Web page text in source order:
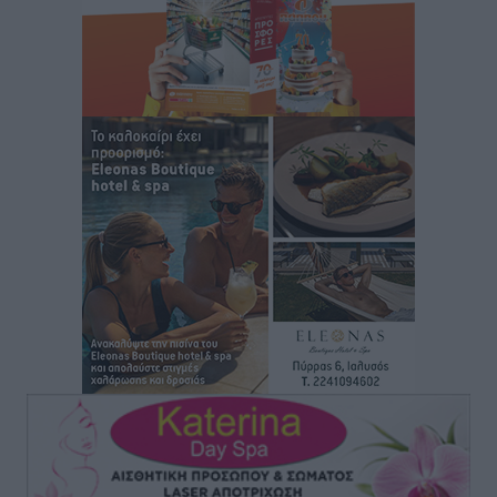
Κ. Σπανός: Παρά την αυξημένη τουριστική κίνηση, η
αγορά της Ρόδου κινείται κάτω από τις προσδοκίες
Ρεπορτάζ• πριν 19 λεπτά
Ο λαγοκέφαλος βρήκε επιτέλους τιμή, μένει να βρεθεί
Δημο-Κρίσεις πριν 19 λεπτά
Το ΠΑΣΟΚ στα Δωδεκάνησα ψάχνει έξι και του
περισσεύουν 14
Δημο-Κρίσεις• πριν 20 λεπτά
Η Ροδιακή Επαυλη περιμένει ακόμα να βρεθεί κάποιος
να την αναλάβει
Δημο-Κρίσεις• πριν 21 λεπτά